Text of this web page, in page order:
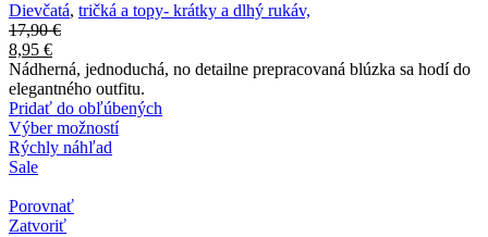
Dievčatá, tričká a topy- krátky a dlhý rukáv,
17,90€
8,95 €
Nádherná, jednoduchá, no detailne prepracovaná blúzka sa hodí do
elegantného outfitu.
Pridať do obľúbených
Výber možností
Rýchly náhľad
Sale
Porovnať
Zatvoriť